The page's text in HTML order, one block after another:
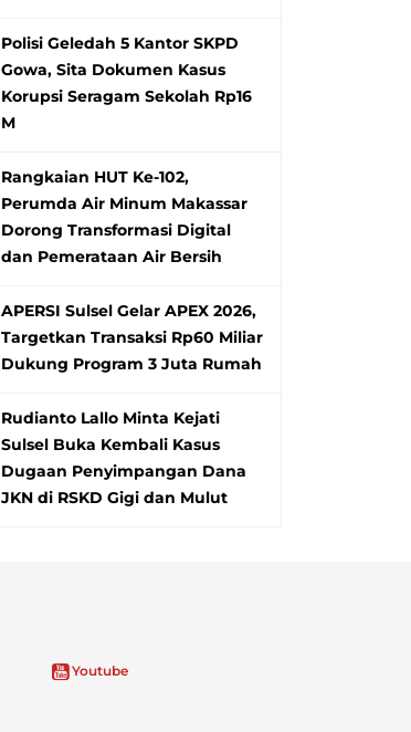
Polisi Geledah 5 Kantor SKPD
Gowa, Sita Dokumen Kasus
Korupsi Seragam Sekolah Rp16
M
Rangkaian HUT Ke-102,
Perumda Air Minum Makassar
Dorong Transformasi Digital
dan Pemerataan Air Bersih
APERSI Sulsel Gelar APEX 2026,
Targetkan Transaksi Rp60 Miliar
Dukung Program 3 Juta Rumah
Rudianto Lallo Minta Kejati
Sulsel Buka Kembali Kasus
Dugaan Penyimpangan Dana
JKN di RSKD Gigi dan Mulut
Youtube